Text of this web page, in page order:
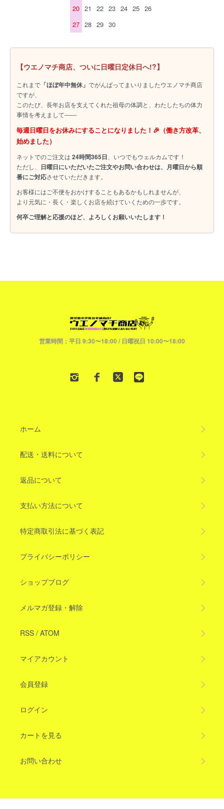
20 21 22 23 24 25 26
27 28 29 30
【ウエノマチ商店、ついに日曜日定休日へ!?】
これまで 「ほぼ年中無休」 でがんばってまいりましたウエノマチ商店
ですが、
このたび、長年お店を支えてくれた祖母の体調と、わたしたちの体力
事情を考えまして――
毎週日曜日をお休みにすることになりました！🎉（働き方改革、
始めました）
ネットでのご注文は 24時間365日 、いつでもウェルカムです！
ただし、
日曜日にいただいたご注文やお問い合わせは、月曜日から順
番にご対応させていただきます。
お客様にはご不便をおかけすることもあるかもしれませんが、
より元気に・長く・楽しくお店を続けていくための一歩です。
何卒ご理解と応援のほど、よろしくお願いいたします！
営業時間：平日 9:30〜18:00 / 日曜祝日 10:00〜18:00
ホーム
配送・送料について
返品について
支払い方法について
特定商取引法に基づく表記
プライバシーポリシー
ショップブログ
メルマガ登録・解除
RSS / ATOM
マイアカウント
会員登録
ログイン
カートを見る
お問い合わせ